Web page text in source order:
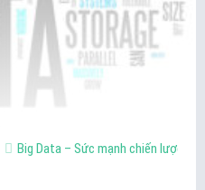
Big Data – Sức mạnh chiến lược